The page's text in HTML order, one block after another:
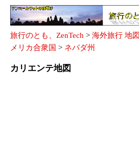
旅行のとも、ZenTech > 海外旅行 地図
メリカ合衆国 > ネバダ州
カリエンテ地図